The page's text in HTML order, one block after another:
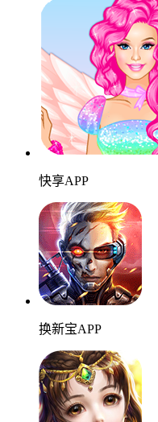
快享APP
换新宝APP